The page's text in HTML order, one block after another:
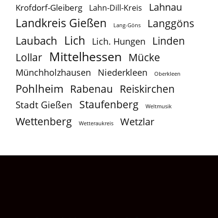
Krofdorf-Gleiberg Lahn-Dill-Kreis Lahnau
Landkreis Gießen Lang-Göns Langgöns
Laubach Lich Lich. Hungen
Linden
Lollar Mittelhessen Mücke
Münchholzhausen Niederkleen Oberkleen
Pohlheim Rabenau Reiskirchen
Stadt Gießen Staufenberg Weltmusik
Wettenberg Wetteraukreis Wetzlar